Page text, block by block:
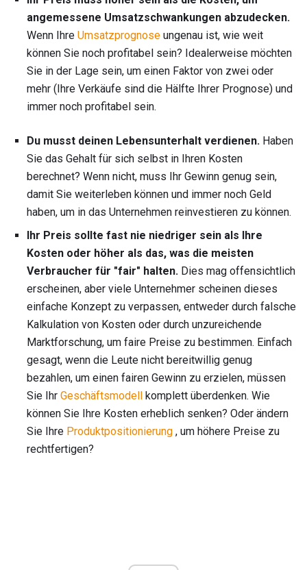
angemessene Umsatzschwankungen abzudecken.
Wenn Ihre Umsatzprognose ungenau ist, wie weit
können Sie noch profitabel sein? Idealerweise möchten
Sie in der Lage sein, um einen Faktor von zwei oder
mehr (Ihre Verkäufe sind die Hälfte Ihrer Prognose) und
immer noch profitabel sein.
Du musst deinen Lebensunterhalt verdienen. Haben
Sie das Gehalt für sich selbst in Ihren Kosten
berechnet? Wenn nicht, muss Ihr Gewinn genug sein,
damit Sie weiterleben können und immer noch Geld
haben, um in das Unternehmen reinvestieren zu können.
Ihr Preis sollte fast nie niedriger sein als Ihre
Kosten oder höher als das, was die meisten
Verbraucher für "fair" halten. Dies mag offensichtlich
erscheinen, aber viele Unternehmer scheinen dieses
einfache Konzept zu verpassen, entweder durch falsche
Kalkulation von Kosten oder durch unzureichende
Marktforschung, um faire Preise zu bestimmen. Einfach
gesagt, wenn die Leute nicht bereitwillig genug
bezahlen, um einen fairen Gewinn zu erzielen, müssen
Sie Ihr Geschäftsmodell komplett überdenken. Wie
können Sie Ihre Kosten erheblich senken? Oder ändern
Sie Ihre Produktpositionierung , um höhere Preise zu
rechtfertigen?